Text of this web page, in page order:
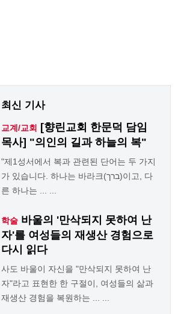
최신 기사
교계/교회
[향린교회 한문덕 담임
목사] "의인의 길과 하늘의 복"
"제1성서에서 복과 관련된 단어는 두 가지
가 있습니다. 하나는 바라크(ברך)이고, 다
른 하나는 ... ...
학술 바울의 '만삭되지 못하여 난
자'를 여성들의 재생산 경험으로
다시 읽다
사도 바울이 자신을 "만삭되지 못하여 난
자"라고 표현한 한 구절이, 여성들의 삶과
재생산 경험을 복원하는 ... ...